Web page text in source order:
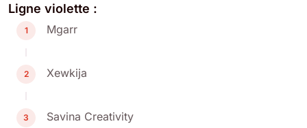
Ligne violette :
1 Mgarr
2 Xewkija
3 Savina Creativity